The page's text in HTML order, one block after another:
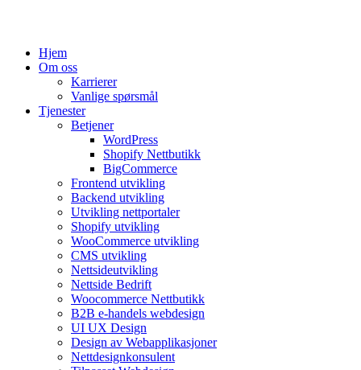
Hjem
Om oss
Karrierer
Vanlige spørsmål
Tjenester
Betjener
WordPress
Shopify Nettbutikk
BigCommerce
Frontend utvikling
Backend utvikling
Utvikling nettportaler
Shopify utvikling
WooCommerce utvikling
CMS utvikling
Nettsideutvikling
Nettside Bedrift
Woocommerce Nettbutikk
B2B e-handels webdesign
UI UX Design
Design av Webapplikasjoner
Nettdesignkonsulent